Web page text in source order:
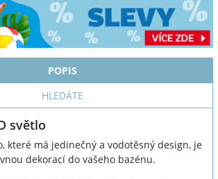
POPIS
HLEDÁTE
světlo
které má jedinečný a vodotěsný design, je
dekorací do vašeho bazénu.